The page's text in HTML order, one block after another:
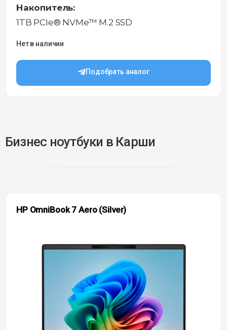
Накопитель:
1TB PCIe® NVMe™ M.2 SSD
Нет в наличии
Подобрать аналог
Бизнес ноутбуки в Карши
HP OmniBook 7 Aero (Silver)